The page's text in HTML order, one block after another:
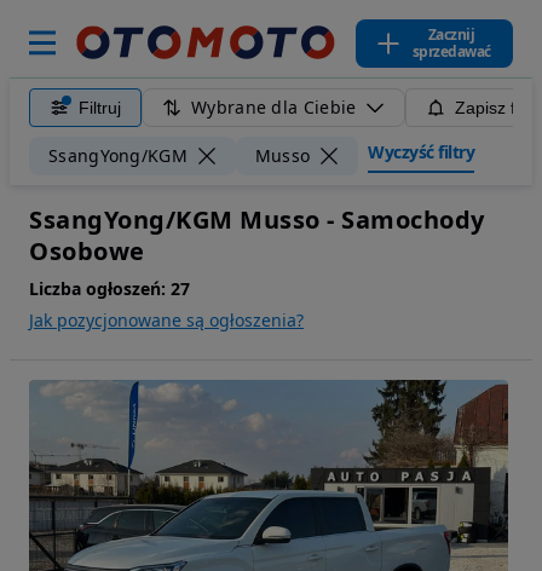
Zacznij
sprzedawać
Filtruj Wybrane dla Ciebie Zapisz
SsangYong/KGM Musso Wyczyść filtry
SsangYong/KGM Musso - Samochody
Osobowe
Liczba ogłoszeń: 27
Jak pozycjonowane są ogłoszenia?